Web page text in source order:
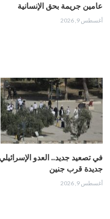
عامين جريمة بحق الإنسانية
أغسطس 9, 2026
في تصعيد جديد.. العدو
جديدة قرب جنين
أغسطس 9, 2026